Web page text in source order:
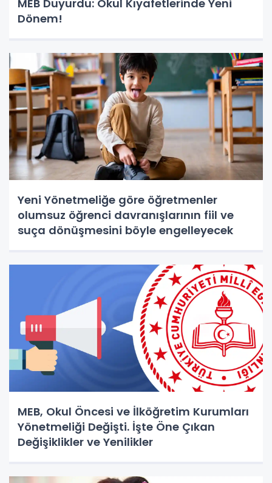
MEB Duyurdu: Okul Kıyafetlerinde Yeni
Dönem!
Yeni Yönetmeliğe göre öğretmenler
olumsuz öğrenci davranışlarının fiil ve
suça dönüşmesini böyle engelleyecek
MEB, Okul Öncesi ve İlköğretim Kurumları
Yönetmeliği Değişti. İşte Öne Çıkan
Değişiklikler ve Yenilikler